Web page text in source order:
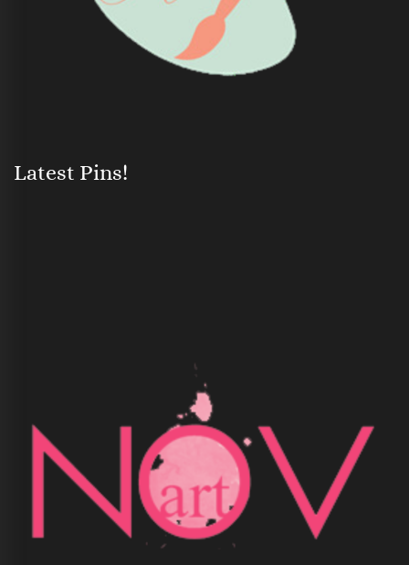
Latest Pins!